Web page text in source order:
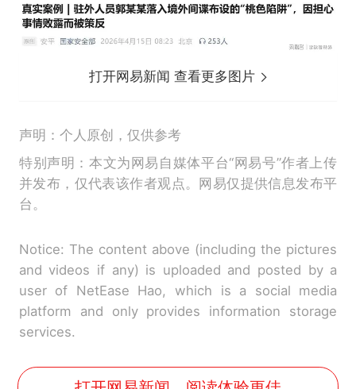
打开网易新闻 查看更多图片
声明：个人原创，仅供参考
特别声明：本文为网易自媒体平台“网易号”作者上传
并发布，仅代表该作者观点。网易仅提供信息发布平
台。
Notice: The content above (including the pictures
and videos if any) is uploaded and posted by a
user of NetEase Hao, which is a social media
platform and only provides information storage
services.